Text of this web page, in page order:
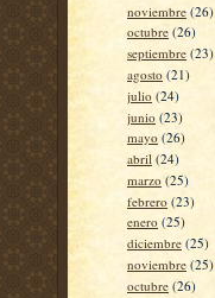
noviembre (26)
octubre (26)
septiembre (23)
agosto (21)
julio (24)
junio (23)
mayo (26)
abril (24)
marzo (25)
febrero (23)
enero (25)
diciembre (25)
noviembre (25)
octubre (26)